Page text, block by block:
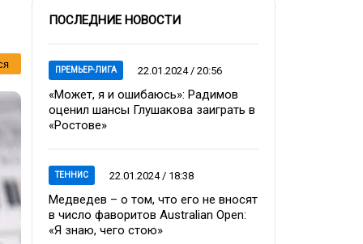
ПОСЛЕДНИЕ НОВОСТИ
ПРЕМЬЕР-ЛИГА 22.01.2024 / 20:56
«Может, я и ошибаюсь»: Радимов
оценил шансы Глушакова заиграть в
«Ростове»
ТЕННИС 22.01.2024 / 18:38
Медведев – о том, что его не вносят
в число фаворитов Australian Open:
«Я знаю, чего стою»